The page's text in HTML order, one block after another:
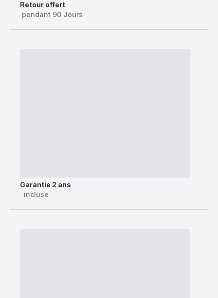
Retour offert
pendant 90 Jours
Garantie 2 ans
incluse